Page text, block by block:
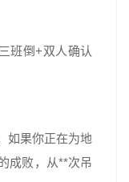
班倒+双人确认
如果你正在为地
成败，从**次吊